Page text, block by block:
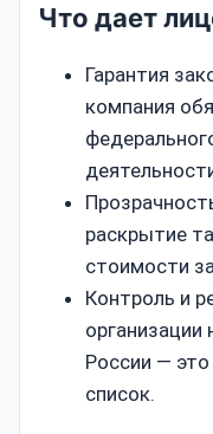
Что дает
Гарантия
компания
раскрытие
стоимости
Контроль и
организации
России —
список.